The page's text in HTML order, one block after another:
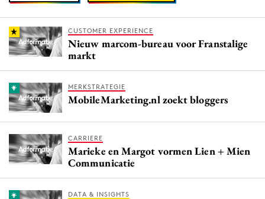
CUSTOMER EXPERIENCE
Nieuw marcom-bureau voor Franstalige
markt
MERKSTRATEGIE
MobileMarketing.nl zoekt bloggers
CARRIERE
Marieke en Margot vormen Lien + Mien
Communicatie
DATA & INSIGHTS